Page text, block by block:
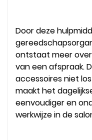
Door deze
ontstaat meer
van een afspraak.
accessoires niet
maakt het
eenvoudiger en
werkwijze in de